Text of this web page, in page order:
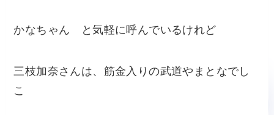
かなちゃん と気軽に呼んでいるけれど
三枝加奈さんは、筋金入りの武道やまとなでし
こ